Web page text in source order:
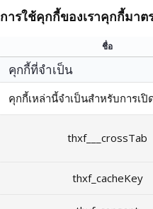
การใช้คุกกี้ของเราคุกกี้มาต
ชื่อ
คุกกี้ที่จำเป็น
คุกกี้เหล่านี้จำเป็นสำหรับการเ
thxf___crossTab
thxf_cacheKey